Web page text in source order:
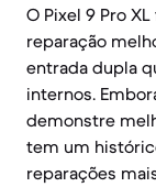
O Pixel 9 Pro
reparação
entrada dupla
internos.
demonstre
tem um
reparações